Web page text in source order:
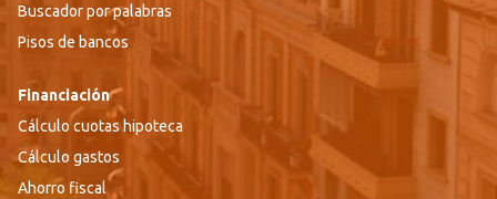
Buscador por palabras
Pisos de bancos
Financiación
Cálculo cuotas hipoteca
Cálculo gastos
Ahorro fiscal